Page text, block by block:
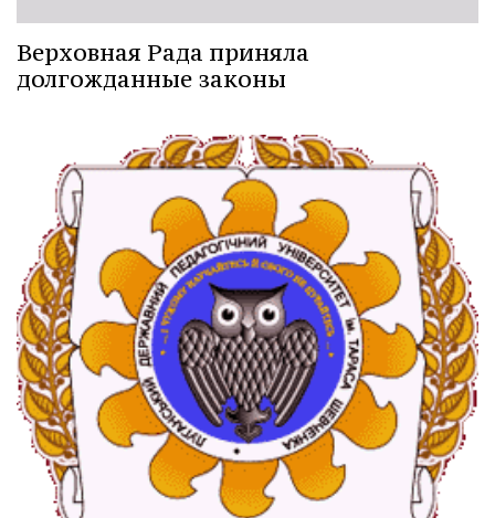
Верховная Рада приняла
долгожданные законы